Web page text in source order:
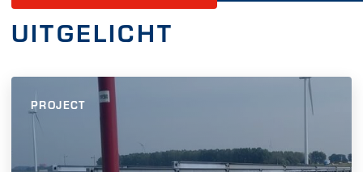
UITGELICHT
PROJECT